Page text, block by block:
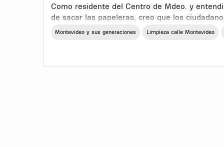
Como residente del Centro de Mdeo. y
de sacar las papeleras, creo que los
esta solución para atender el problema de la
realmente inaccesibles por el estado de
Montevideo y sus generaciones Limpieza calle Montevideo